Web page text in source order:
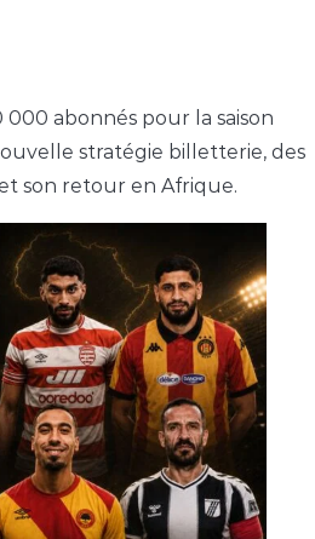
000 abonnés pour la saison
stratégie billetterie, des
son retour en Afrique.